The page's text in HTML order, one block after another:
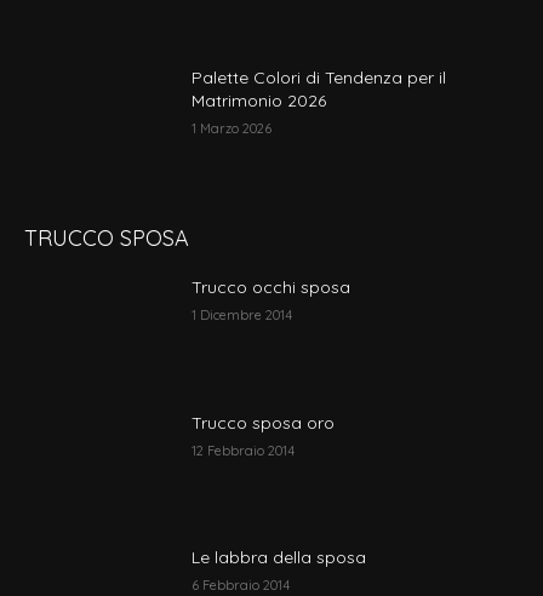
Palette Colori di Tendenza per il
Matrimonio 2026
1 Marzo 2026
TRUCCO SPOSA
Trucco occhi sposa
1 Dicembre 2014
Trucco sposa oro
12 Febbraio 2014
Le labbra della sposa
6 Febbraio 2014